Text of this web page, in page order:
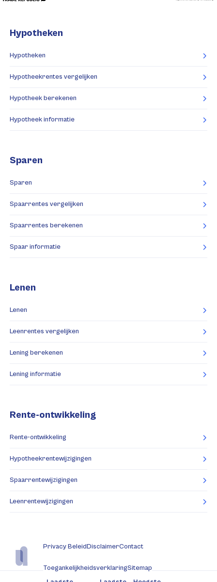
Hypotheken
Hypotheken
Hypotheekrentes vergelijken
Hypotheek berekenen
Hypotheek informatie
Sparen
Sparen
Spaarrentes vergelijken
Spaarrentes berekenen
Spaar informatie
Lenen
Lenen
Leenrentes vergelijken
Lening berekenen
Lening informatie
Rente-ontwikkeling
Rente-ontwikkeling
Hypotheekrentewijzigingen
Spaarrentewijzigingen
Leenrentewijzigingen
Privacy BeleidDisclaimerContact
ToegankelijkheidsverklaringSitemap